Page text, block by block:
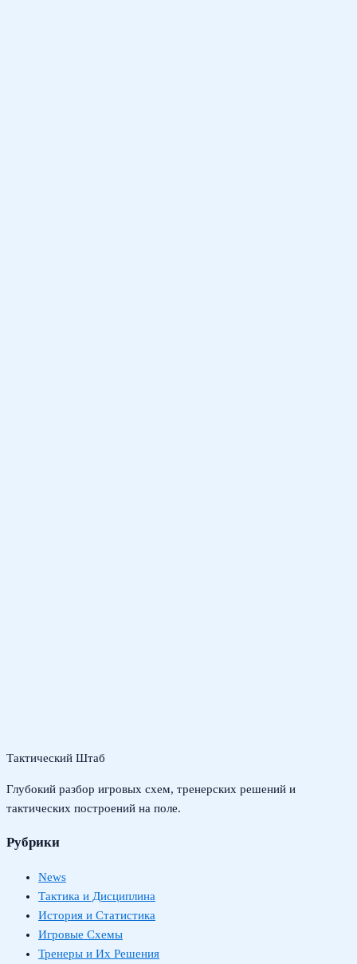
Тактический Штаб
Глубокий разбор игровых схем, тренерских решений и
тактических построений на поле.
Рубрики
News
Тактика и Дисциплина
История и Статистика
Игровые Схемы
Тренеры и Их Решения